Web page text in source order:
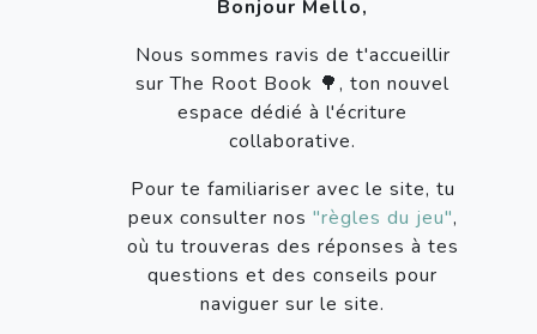
Bonjour Mello,
Nous sommes ravis de t'accueillir
sur The Root Book 🌳, ton nouvel
espace dédié à l'écriture
collaborative.
Pour te familiariser avec le site, tu
peux consulter nos "règles du jeu",
où tu trouveras des réponses à tes
questions et des conseils pour
naviguer sur le site.